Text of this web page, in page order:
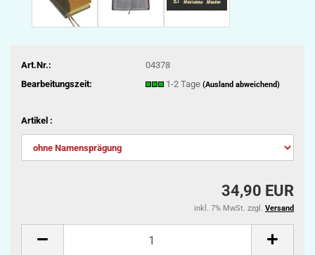
Art.Nr.:
04378
Bearbeitungszeit:
1-2 Tage (Ausland abweichend)
Artikel :
34,90 EUR
inkl. 7% MwSt. zzgl. Versand